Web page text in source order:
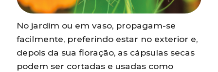
No jardim ou em vaso, propagam-se
facilmente, preferindo estar no exterior e,
depois da sua floração, as cápsulas secas
podem ser cortadas e usadas como